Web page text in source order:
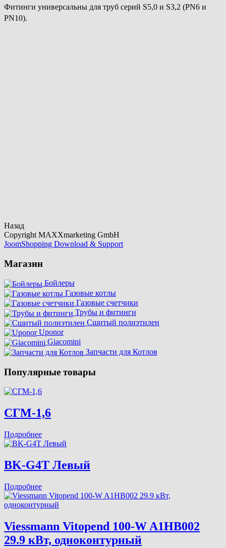
Фитинги универсальны для труб серий S5,0 и S3,2 (PN6 и
PN10).
Назад
Copyright MAXXmarketing GmbH
JoomShopping Download & Support
Магазин
Бойлеры
Газовые котлы
Газовые счетчики
Трубы и фитинги
Сшитый полиэтилен
Uponor
Giacomini
Запчасти для Котлов
Популярные товары
СГМ-1,6
Подробнее
BK-G4T Левый
Подробнее
Viessmann Vitopend 100-W A1HB002
29.9 кВт, одноконтурный